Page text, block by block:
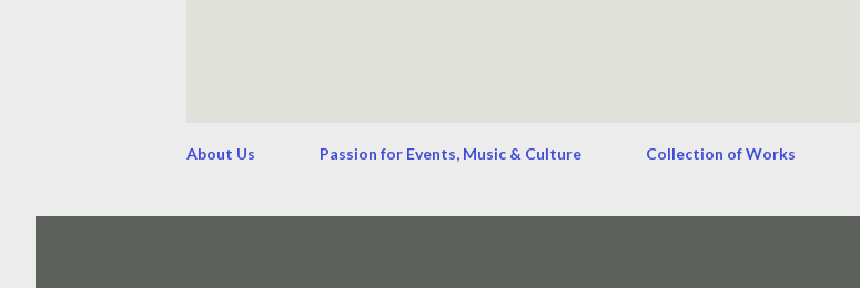
About Us Passion for Events, Music & Culture Collection of Works